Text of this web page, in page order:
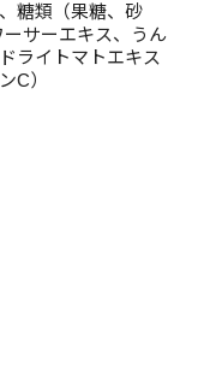
糖類（果糖、砂
サーエキス、うん
ライトマトエキス
C）